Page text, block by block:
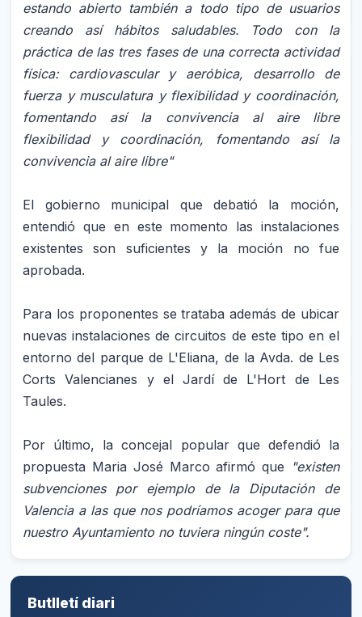
estando abierto también a todo tipo de usuarios
creando así hábitos saludables. Todo con la
práctica de las tres fases de una correcta actividad
física: cardiovascular y aeróbica, desarrollo de
fuerza y musculatura y flexibilidad y coordinación,
fomentando así la convivencia al aire libre
flexibilidad y coordinación, fomentando así la
convivencia al aire libre"
El gobierno municipal que debatió la moción,
entendió que en este momento las instalaciones
existentes son suficientes y la moción no fue
aprobada.
Para los proponentes se trataba además de ubicar
nuevas instalaciones de circuitos de este tipo en el
entorno del parque de L'Eliana, de la Avda. de Les
Corts Valencianes y el Jardí de L'Hort de Les
Taules.
Por último, la concejal popular que defendió la
propuesta Maria José Marco afirmó que "existen
subvenciones por ejemplo de la Diputación de
Valencia a las que nos podríamos acoger para que
nuestro Ayuntamiento no tuviera ningún coste".
Butlletí diari